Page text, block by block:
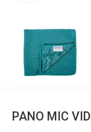
PANO MIC